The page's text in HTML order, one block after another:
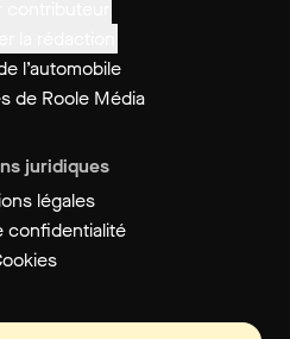
l’automobile
de Roole Média
juridiques
légales
confidentialité